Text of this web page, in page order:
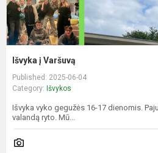
Išvyka į Varšuvą
Published: 2025-06-04
Category: Išvykos
Išvyka vyko gegužės 16-17 dienomis.
valandą ryto. Mū...